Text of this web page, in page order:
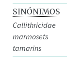
SINÓNIMOS
Callithricidae
marmosets
tamarins